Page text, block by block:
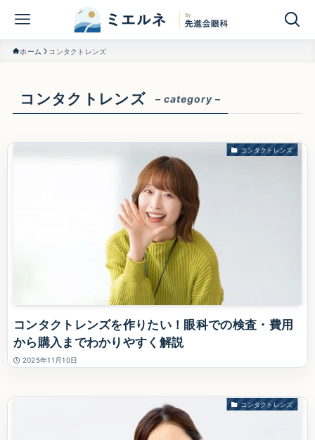
ホーム コンタクトレンズ
コンタクトレンズ – category –
コンタクトレンズ
コンタクトレンズを作りたい！眼科での検査・費用
から購入までわかりやすく解説
2025年11月10日
コンタクトレンズ